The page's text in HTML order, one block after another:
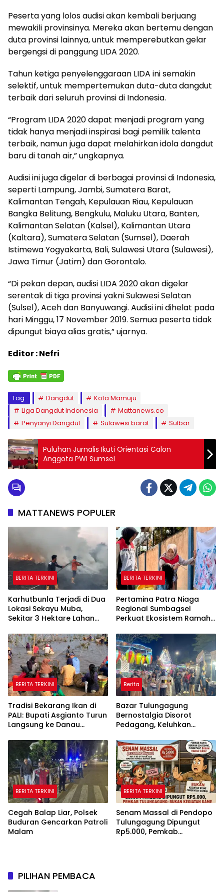
Peserta yang lolos audisi akan kembali berjuang
mewakili provinsinya. Mereka akan bertemu dengan
duta provinsi lainnya, untuk memperebutkan gelar
bergengsi di panggung LIDA 2020.
Tahun ketiga penyelenggaraan LIDA ini semakin
selektif, untuk mempertemukan duta-duta dangdut
terbaik dari seluruh provinsi di Indonesia.
“Program LIDA 2020 dapat menjadi program yang
tidak hanya menjadi inspirasi bagi pemilik talenta
terbaik, namun juga dapat melahirkan idola dangdut
baru di tanah air,” ungkapnya.
Audisi ini juga digelar di berbagai provinsi di Indonesia,
seperti Lampung, Jambi, Sumatera Barat,
Kalimantan Tengah, Kepulauan Riau, Kepulauan
Bangka Belitung, Bengkulu, Maluku Utara, Banten,
Kalimantan Selatan (Kalsel), Kalimantan Utara
(Kaltara), Sumatera Selatan (Sumsel), Daerah
Istimewa Yogyakarta, Bali, Sulawesi Utara (Sulawesi),
Jawa Timur (Jatim) dan Gorontalo.
“Di pekan depan, audisi LIDA 2020 akan digelar
serentak di tiga provinsi yakni Sulawesi Selatan
(Sulsel), Aceh dan Banyuwangi. Audisi ini dihelat pada
hari Minggu, 17 November 2019. Semua peserta tidak
dipungut biaya alias gratis,” ujarnya.
Editor : Nefri
Tag: Dangdut
Kota Mamuju
Liga Dangdut Indonesia
Mattanews.co
Penyanyi Dangdut
Sulawesi barat Sulbar
Puluhan Jurnalis Ikuti Orientasi Calon
Anggota PWI Sumsel
MATTANEWS POPULER
BERITA TERKINI
Karhutbunla Terjadi di Dua
Lokasi Sekayu Muba,
Sekitar 3 Hektare Lahan
BERITA TERKINI
Pertamina Patra Niaga
Regional Sumbagsel
Perkuat Ekosistem Ramah
TAMASYA
BERITA TERKINI
Tradisi Bekarang Ikan di
PALI: Bupati Asgianto Turun
Langsung ke Danau
Berita
Bazar Tulungagung
Bernostalgia Disorot
Pedagang, Keluhkan
hingga Listrik Sering Mati
BERITA TERKINI
Cegah Balap Liar, Polsek
Buduran Gencarkan Patroli
Malam
BERITA TERKINI
Senam Massal di Pendopo
Tulungagung Dipungut
Rp5.000, Pemkab
PILIHAN PEMBACA